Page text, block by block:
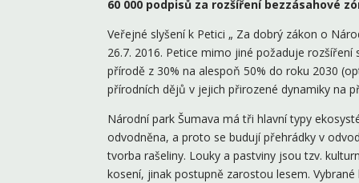
60 000 podpisů za rozšíření bezzásahové
Veřejné slyšení k Petici „ Za dobrý zákon o
26.7. 2016. Petice mimo jiné požaduje
přírodě z 30% na alespoň 50% do roku 2030
přírodních dějů v jejich přirozené dynamiky na
Národní park Šumava má tři hlavní typy
odvodněna, a proto se budují přehrádky v
tvorba rašeliny. Louky a pastviny jsou tzv.
kosení, jinak postupně zarostou lesem.